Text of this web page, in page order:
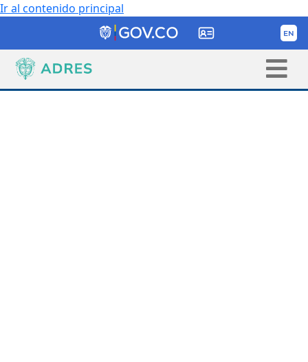
Ir al contenido principal